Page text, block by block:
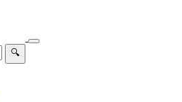
🔍